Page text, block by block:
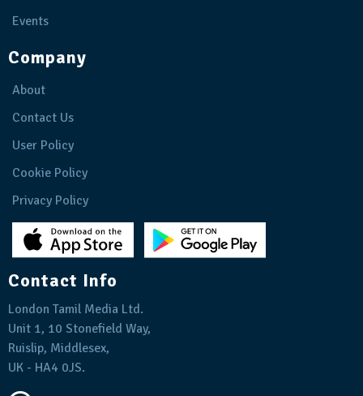
Events
Company
About
Contact Us
User Policy
Cookie Policy
Privacy Policy
Contact Info
London Tamil Media Ltd.
Unit 1, 10 Stonefield Way,
Ruislip, Middlesex,
UK - HA4 0JS.